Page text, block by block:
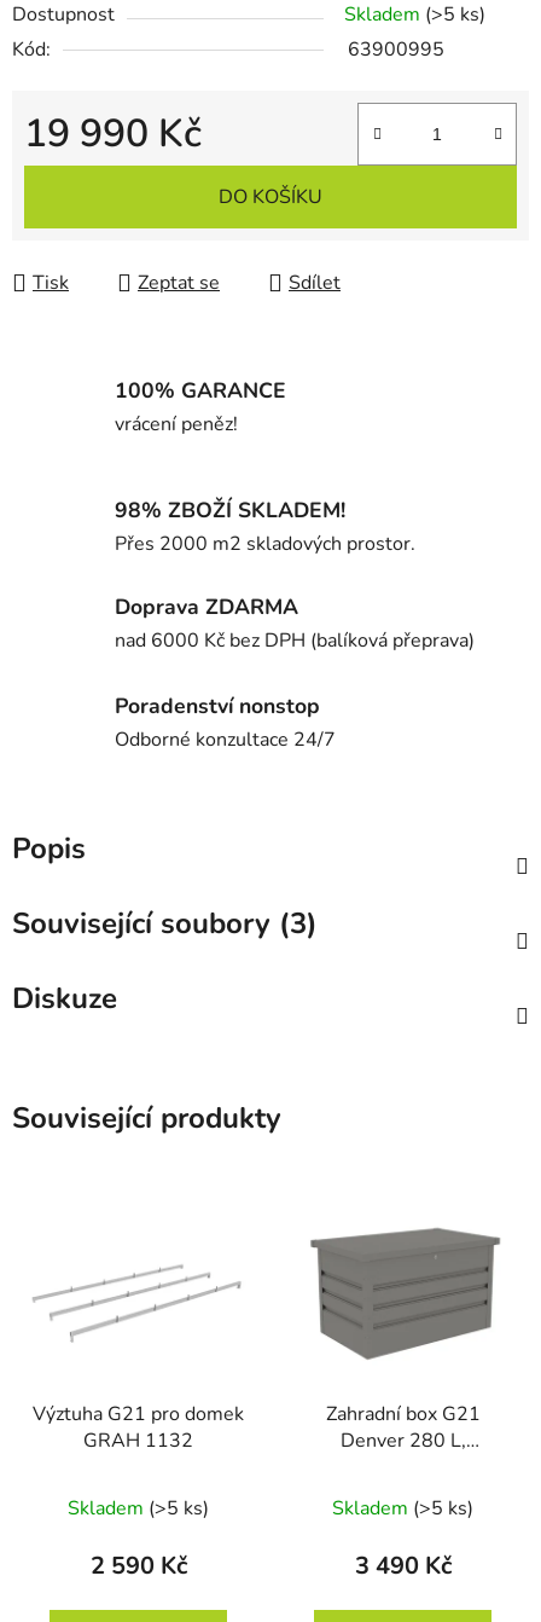
Dostupnost Skladem (>5 ks)
Kód:
63900995
19 990 Kč
Měrná cena:
DO KOŠÍKU
Tisk Zeptat se Sdílet
100% GARANCE
vrácení peněz!
98% ZBOŽÍ SKLADEM!
Přes 2000 m2 skladových prostor.
Doprava ZDARMA
nad 6000 Kč bez DPH (balíková přeprava)
Poradenství nonstop
Odborné konzultace 24/7
Popis
Související soubory (3)
Diskuze
Související produkty
Výztuha G21 pro domek
GRAH 1132
Skladem (>5 ks)
2 590 Kč
Zahradní box G21
Denver 280 L,
Skladem (>5 ks)
3 490 Kč